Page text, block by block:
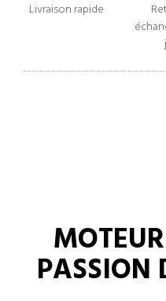
Livraison rapide
PASSION